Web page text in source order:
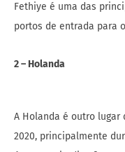
Fethiye é uma das
portos de entrada para
2 – Holanda
A Holanda é outro
2020, principalmente